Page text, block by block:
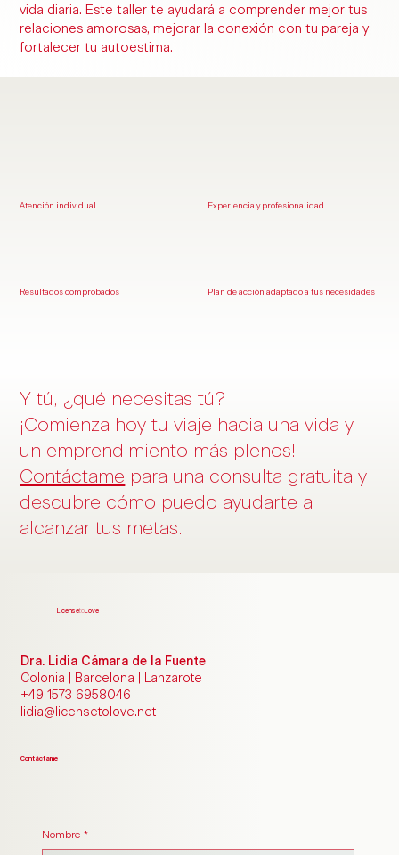
vida diaria. Este taller te ayudará a comprender mejor tus
relaciones amorosas, mejorar la conexión con tu pareja y
fortalecer tu autoestima.
Atención individual
Resultados comprobados Plan de acción adaptado a tus necesidades
Experiencia y profesionalidad
Y tú, ¿qué necesitas tú?
¡Comienza hoy tu viaje hacia una vida y
un emprendimiento más plenos!
Contáctame para una consulta gratuita y
descubre cómo puedo ayudarte a
alcanzar tus metas.
Contáctame
Nombre *
LicensetoLove
Dra. Lidia Cámara de la Fuente
Colonia | Barcelona | Lanzarote
+49 1573 6958046
lidia@licensetolove.net